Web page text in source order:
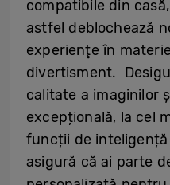
compatibile din
astfel deblochează
experienţe în
divertisment.
calitate a imaginilor
excepțională, la cel
funcții de
asigură că ai parte